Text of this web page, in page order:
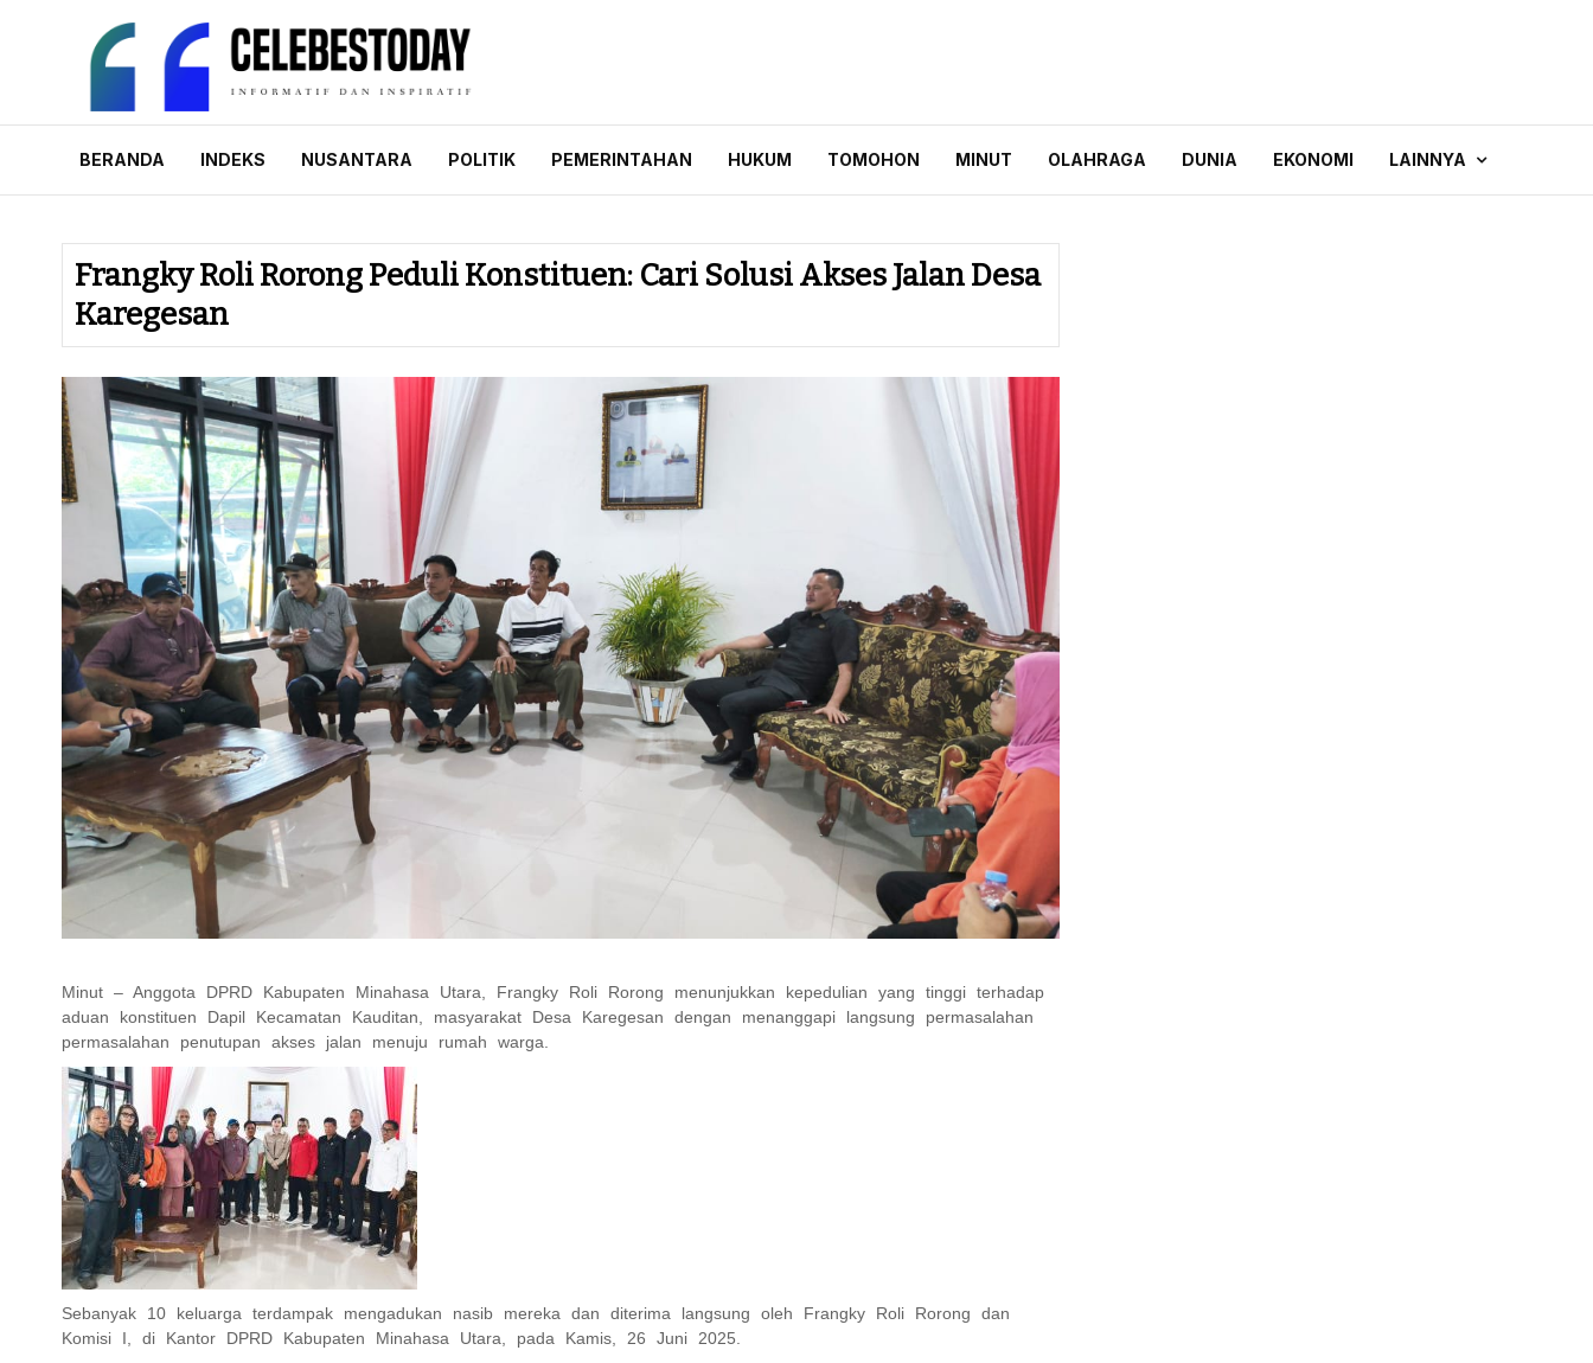
CELEBESTODAY.ID
BERANDA
INDEKS NUSANTARA POLITIK PEMERINTAHAN HUKUM TOMOHON MINUT OLAHRAGA DUNIA EKONOMI LAINNYA
Frangky Roli Rorong Peduli Konstituen: Cari Solusi Akses Jalan Desa
Karegesan
Minut – Anggota DPRD Kabupaten Minahasa Utara, Frangky Roli Rorong menunjukkan kepedulian yang tinggi terhadap
aduan konstituen Dapil Kecamatan Kauditan, masyarakat Desa Karegesan dengan menanggapi langsung permasalahan
permasalahan penutupan akses jalan menuju rumah warga.
Sebanyak 10 keluarga terdampak mengadukan nasib mereka dan diterima langsung oleh Frangky Roli Rorong dan
Komisi I, di Kantor DPRD Kabupaten Minahasa Utara, pada Kamis, 26 Juni 2025.